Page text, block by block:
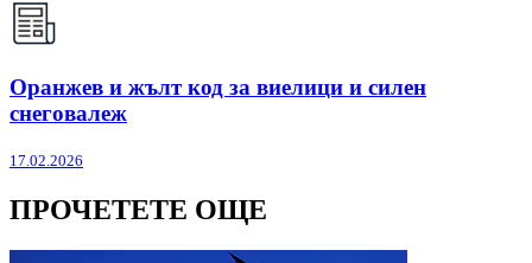
Оранжев и жълт код за виелици и силен
снеговалеж
17.02.2026
ПРОЧЕТЕТЕ ОЩЕ